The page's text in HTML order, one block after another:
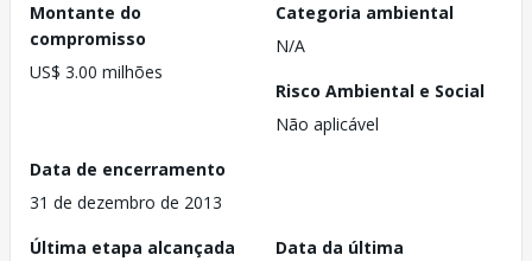
Montante do
compromisso
US$ 3.00 milhões
Categoria ambiental
N/A
Risco Ambiental e Social
Não aplicável
Data de encerramento
31 de dezembro de 2013
Última etapa alcançada
Data da última